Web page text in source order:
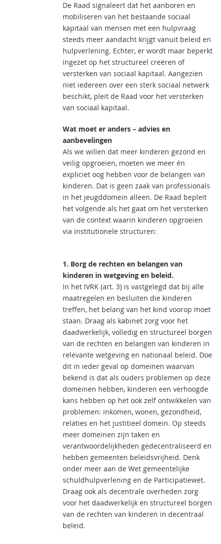
De Raad signaleert dat het aanboren en
mobiliseren van het bestaande sociaal
kapitaal van mensen met een hulpvraag
steeds meer aandacht krijgt vanuit beleid en
hulpverlening. Echter, er wordt maar beperkt
ingezet op het structureel creëren of
versterken van sociaal kapitaal. Aangezien
niet iedereen over een sterk sociaal netwerk
beschikt, pleit de Raad voor het versterken
van sociaal kapitaal.
Wat moet er anders – advies en
aanbevelingen
Als we willen dat meer kinderen gezond en
veilig opgroeien, moeten we meer én
expliciet oog hebben voor de belangen van
kinderen. Dat is geen zaak van professionals
in het jeugddomein alleen. De Raad bepleit
het volgende als het gaat om het versterken
van de context waarin kinderen opgroeien
via institutionele structuren:
1. Borg de rechten en belangen van
kinderen in wetgeving en beleid.
In het IVRK (art. 3) is vastgelegd dat bij alle
maatregelen en besluiten die kinderen
treffen, het belang van het kind voorop moet
staan. Draag als kabinet zorg voor het
daadwerkelijk, volledig en structureel borgen
van de rechten en belangen van kinderen in
relevante wetgeving en nationaal beleid. Doe
dit in ieder geval op domeinen waarvan
bekend is dat als ouders problemen op deze
domeinen hebben, kinderen een verhoogde
kans hebben op het ook zelf ontwikkelen van
problemen: inkomen, wonen, gezondheid,
relaties en het justitieel domein. Op steeds
meer domeinen zijn taken en
verantwoordelijkheden gedecentraliseerd en
hebben gemeenten beleidsvrijheid. Denk
onder meer aan de Wet gemeentelijke
schuldhulpverlening en de Participatiewet.
Draag ook als decentrale overheden zorg
voor het daadwerkelijk en structureel borgen
van de rechten van kinderen in decentraal
beleid.